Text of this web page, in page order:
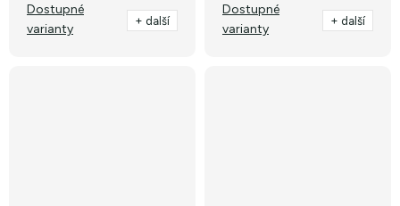
Dostupné
varianty
+ další
Dostupné
varianty
+ další